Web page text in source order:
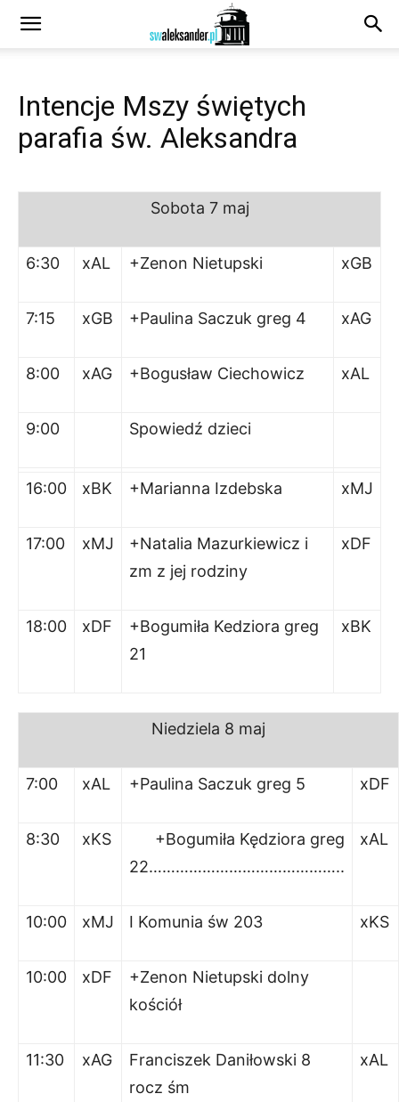
Intencje Mszy świętych
parafia św. Aleksandra
Sobota 7 maj
6:30 xAL +Zenon Nietupski xGB
7:15 xGB +Paulina Saczuk greg 4 xAG
8:00 xAG +Bogusław Ciechowicz xAL
9:00 Spowiedź dzieci
16:00 xBK +Marianna Izdebska xMJ
17:00 xMJ
+Natalia Mazurkiewicz i
zm z jej rodziny
xDF
18:00 xDF
+Bogumiła Kedziora greg
21
xBK
Niedziela 8 maj
7:00 xAL +Paulina Saczuk greg 5 xDF
8:30 xKS
+Bogumiła Kędziora greg
22……………………………………..
xAL
10:00 xMJ I Komunia św 203 xKS
10:00 xDF
+Zenon Nietupski dolny
kościół
11:30 xAG
Franciszek Daniłowski 8
rocz śm
xAL